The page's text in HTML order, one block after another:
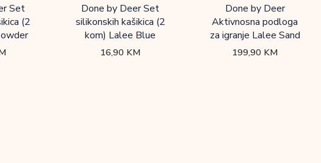
Set
(2
Done by Deer Set
silikonskih kašikica (2
kom) Lalee Blue
16,90 KM
Done by Deer
Aktivnosna podloga
za igranje Lalee Sand
199,90 KM